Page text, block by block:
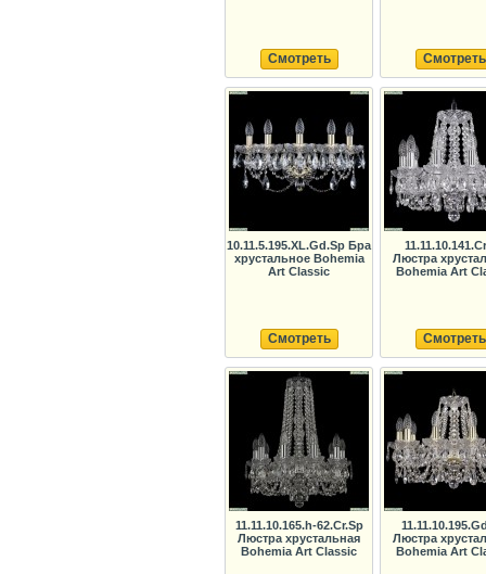
Смотреть Смотреть
10.11.5.195.XL.Gd.Sp Бра
хрустальное Bohemia
Art Classic
Смотреть
Люстра
Bohemia Art
Смотреть
11.11.10.165.h-62.Cr.Sp
Люстра хрустальная
Bohemia Art Classic
Люстра
Bohemia Art